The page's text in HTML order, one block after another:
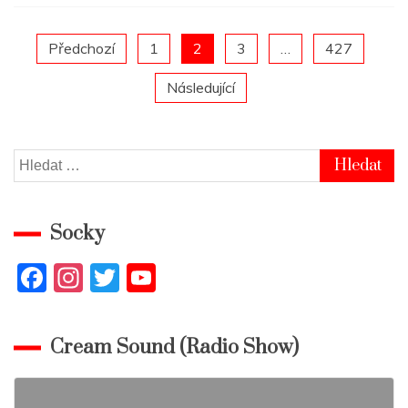
Posts
pagination
Předchozí 1 2 3 … 427
Následující
Vyhledávání
Socky
F
c
e
In
a
gr
T
itt
er
u
T
Cream Sound (Radio Show)